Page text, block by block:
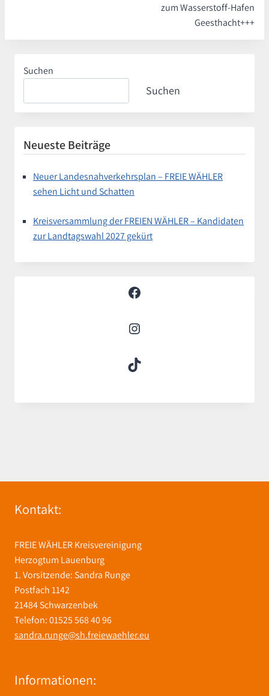
zum Wasserstoff-Hafen
Geesthacht+++
Suchen
Suchen
Neueste Beiträge
Neuer Landesnahverkehrsplan – FREIE WÄHLER
sehen Licht und Schatten
Kreisversammlung der FREIEN WÄHLER – Kandidaten
zur Landtagswahl 2027 gekürt
Facebook
Instagram
TikTok
Kontakt:
FREIE WÄHLER Kreisvereinigung
Herzogtum Lauenburg
1. Vorsitzende: Sandra Runge
Postfach 1142
21484 Schwarzenbek
Telefon: 01525 568 40 96
sandra.runge@sh.freiewaehler.eu
Informationen: